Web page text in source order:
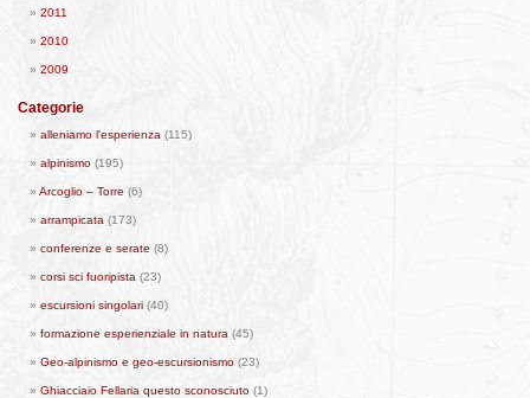
2011
2010
2009
Categorie
alleniamo l'esperienza (115)
alpinismo (195)
Arcoglio – Torre (6)
arrampicata (173)
conferenze e serate (8)
corsi sci fuoripista (23)
escursioni singolari (40)
formazione esperienziale in natura (45)
Geo-alpinismo e geo-escursionismo (23)
Ghiacciaio Fellaria questo sconosciuto (1)